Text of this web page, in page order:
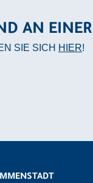
AN
SIE SICH HIER!